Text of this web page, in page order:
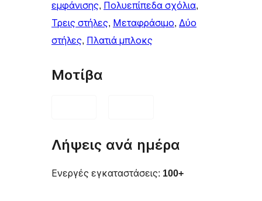
εμφάνισης, Πολυεπίπεδα σχόλια
Τρεις στήλες, Μεταφράσιμο, Δύο
στήλες, Πλατιά μπλοκς
Μοτίβα
Λήψεις ανά ημέρα
Ενεργές εγκαταστάσεις: 100+